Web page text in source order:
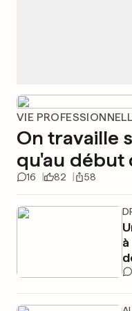
VIE
On travaille
qu'au début
16 82 58